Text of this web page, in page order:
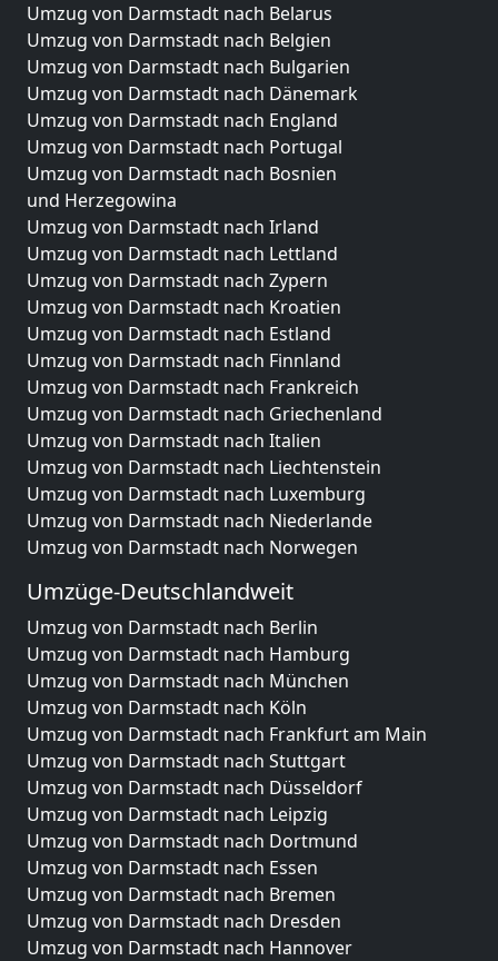
Umzug von Darmstadt nach Belarus
Umzug von Darmstadt nach Belgien
Umzug von Darmstadt nach Bulgarien
Umzug von Darmstadt nach Dänemark
Umzug von Darmstadt nach England
Umzug von Darmstadt nach Portugal
Umzug von Darmstadt nach Bosnien
und Herzegowina
Umzug von Darmstadt nach Irland
Umzug von Darmstadt nach Lettland
Umzug von Darmstadt nach Zypern
Umzug von Darmstadt nach Kroatien
Umzug von Darmstadt nach Estland
Umzug von Darmstadt nach Finnland
Umzug von Darmstadt nach Frankreich
Umzug von Darmstadt nach Griechenland
Umzug von Darmstadt nach Italien
Umzug von Darmstadt nach Liechtenstein
Umzug von Darmstadt nach Luxemburg
Umzug von Darmstadt nach Niederlande
Umzug von Darmstadt nach Norwegen
Umzüge-Deutschlandweit
Umzug von Darmstadt nach Berlin
Umzug von Darmstadt nach Hamburg
Umzug von Darmstadt nach München
Umzug von Darmstadt nach Köln
Umzug von Darmstadt nach Frankfurt am Main
Umzug von Darmstadt nach Stuttgart
Umzug von Darmstadt nach Düsseldorf
Umzug von Darmstadt nach Leipzig
Umzug von Darmstadt nach Dortmund
Umzug von Darmstadt nach Essen
Umzug von Darmstadt nach Bremen
Umzug von Darmstadt nach Dresden
Umzug von Darmstadt nach Hannover